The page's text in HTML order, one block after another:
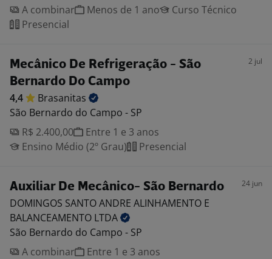
A combinar
Menos de 1 ano
Curso Técnico
Presencial
Mecânico De Refrigeração - São
Bernardo Do Campo
2 jul
4,4
Brasanitas
São Bernardo do Campo - SP
R$ 2.400,00
Entre 1 e 3 anos
Ensino Médio (2º Grau)
Presencial
Auxiliar De Mecânico- São Bernardo 24 jun
DOMINGOS SANTO ANDRE ALINHAMENTO E
BALANCEAMENTO LTDA
São Bernardo do Campo - SP
A combinar
Entre 1 e 3 anos